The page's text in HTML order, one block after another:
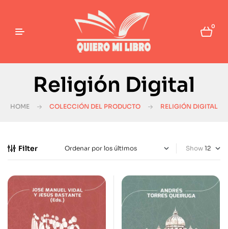
0
Religión Digital
HOME COLECCIÓN DEL PRODUCTO RELIGIÓN DIGITAL
Filter Show